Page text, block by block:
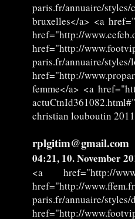
paris.fr/annuaire/
bruxelles</a> <a
href="http://
href="http://
paris.fr/annuaire/
href="http://
femme</a> <a
christian louboutin
rplgitim@gmail.com
04:21, 10. November
<a href="http://
href="http://
paris.fr/annuaire/
href="http://